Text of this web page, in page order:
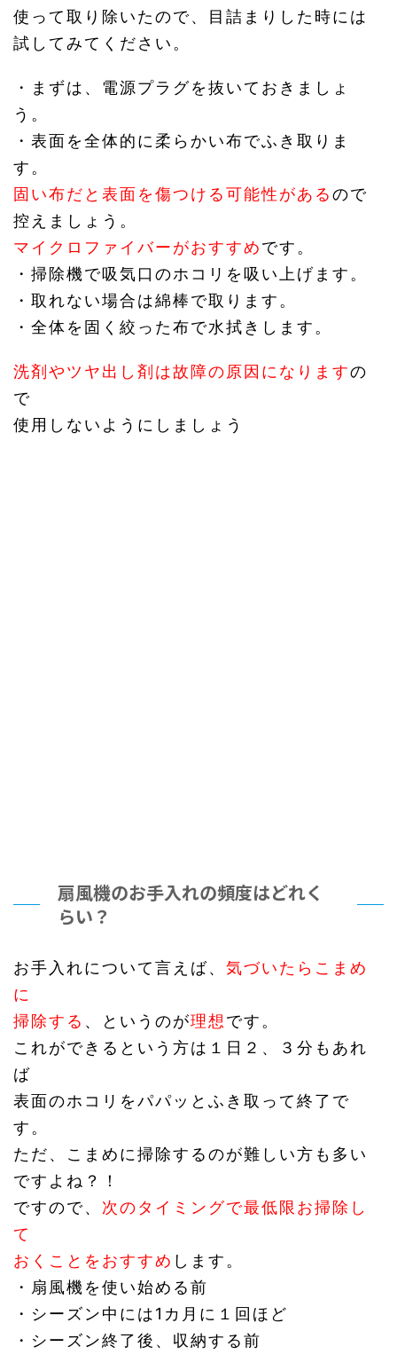
使って取り除いたので、目詰まりした時には
試してみてください。
・まずは、電源プラグを抜いておきましょ
う。
・表面を全体的に柔らかい布でふき取りま
す。
固い布だと表面を傷つける可能性があるので
控えましょう。
マイクロファイバーがおすすめです。
・掃除機で吸気口のホコリを吸い上げます。
・取れない場合は綿棒で取ります。
・全体を固く絞った布で水拭きします。
洗剤やツヤ出し剤は故障の原因になりますの
で
使用しないようにしましょう
扇風機のお手入れの頻度はどれく
らい？
お手入れについて言えば、 気づいたらこまめ
に
掃除する 、というのが理想 です。
これができるという方は１日２、３分もあれ
ば
表面のホコリをパパッとふき取って終了で
す。
ただ、こまめに掃除するのが難しい方も多い
ですよね？！
ですので、 次のタイミングで最低限お掃除し
て
おくことをおすすめ します。
・扇風機を使い始める前
・シーズン中には1カ月に１回ほど
・シーズン終了後、収納する前